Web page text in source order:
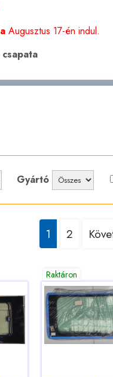
Augusztus 17-én indul.
Gyártó
1 2
Raktáron